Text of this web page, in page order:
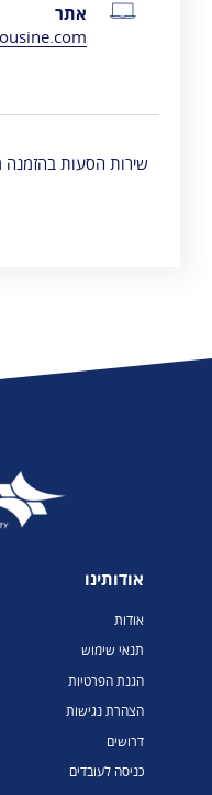
אתר
שירות הסעות בהזמנה
אודותינו
אודות
תנאי שימוש
הגנת הפרטיות
הצהרת נגישות
דרושים
כניסה לעובדים